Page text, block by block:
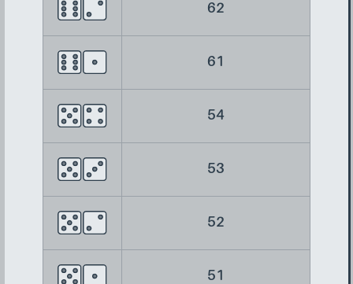
62
61
54
53
52
51